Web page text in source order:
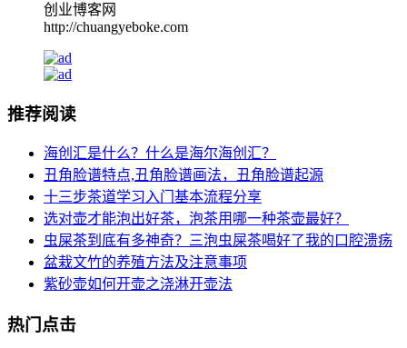
创业博客网
http://chuangyeboke.com
推荐阅读
海创汇是什么？什么是海尔海创汇？
丑角脸谱特点,丑角脸谱画法，丑角脸谱起源
十三步茶道学习入门基本流程分享
选对壶才能泡出好茶，泡茶用哪一种茶壶最好？
虫屎茶到底有多神奇？三泡虫屎茶喝好了我的口腔溃疡
盆栽文竹的养殖方法及注意事项
紫砂壶如何开壶之浇淋开壶法
热门点击